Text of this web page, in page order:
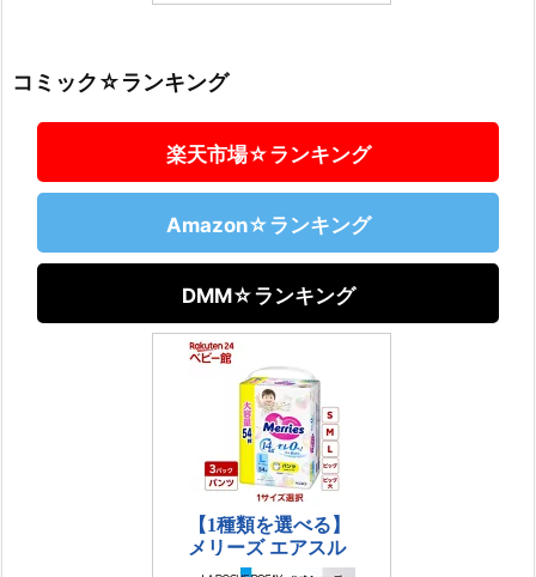
コミック☆ランキング
楽天市場☆ランキング
Amazon☆ランキング
DMM☆ランキング